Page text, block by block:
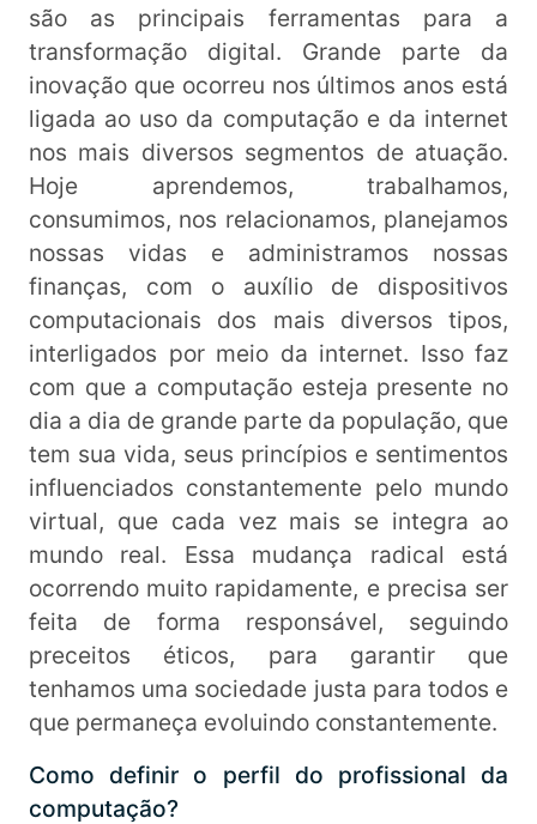
são as principais ferramentas para a
transformação digital. Grande parte da
inovação que ocorreu nos últimos anos está
ligada ao uso da computação e da internet
nos mais diversos segmentos de atuação.
Hoje aprendemos, trabalhamos,
consumimos, nos relacionamos, planejamos
nossas vidas e administramos nossas
finanças, com o auxílio de dispositivos
computacionais dos mais diversos tipos,
interligados por meio da internet. Isso faz
com que a computação esteja presente no
dia a dia de grande parte da população, que
tem sua vida, seus princípios e sentimentos
influenciados constantemente pelo mundo
virtual, que cada vez mais se integra ao
mundo real. Essa mudança radical está
ocorrendo muito rapidamente, e precisa ser
feita de forma responsável, seguindo
preceitos éticos, para garantir que
tenhamos uma sociedade justa para todos e
que permaneça evoluindo constantemente.
Como definir o perfil do profissional da
computação?